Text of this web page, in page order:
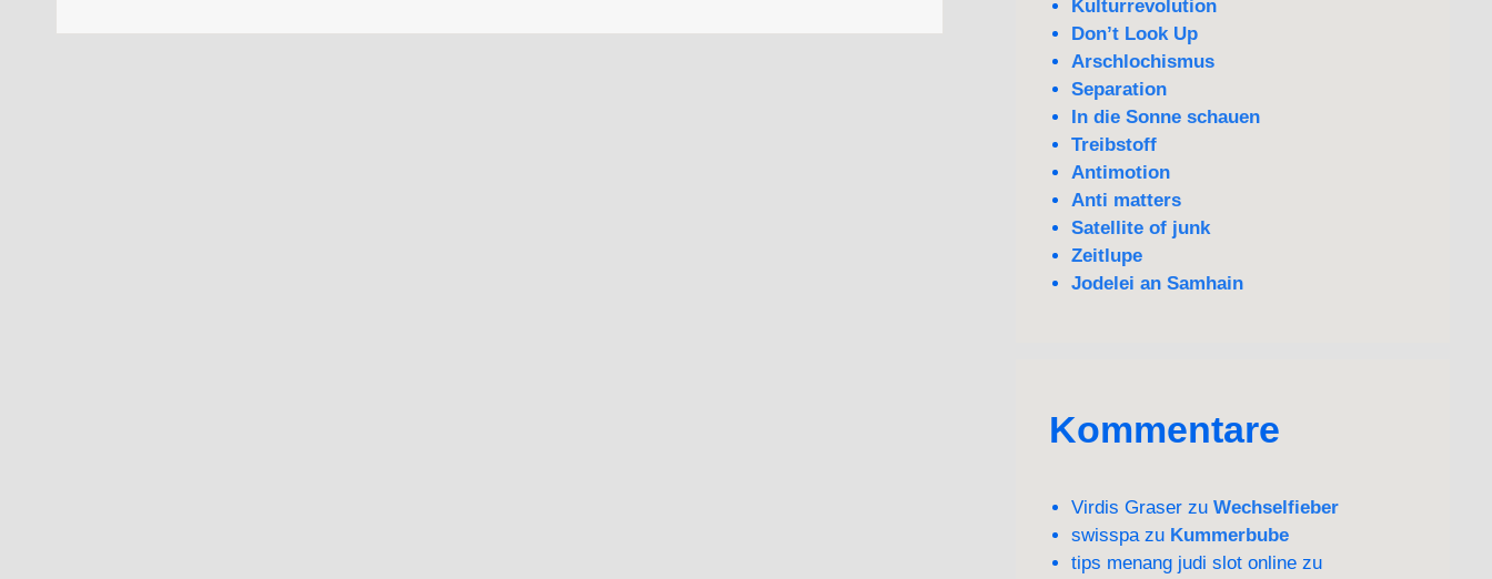
Kulturrevolution
Don’t Look Up
Arschlochismus
Separation
In die Sonne schauen
Treibstoff
Antimotion
Anti matters
Satellite of junk
Zeitlupe
Jodelei an Samhain
Kommentare
Virdis Graser zuWechselfieber
swisspazu Kummerbube
tips menang judi slot online zu